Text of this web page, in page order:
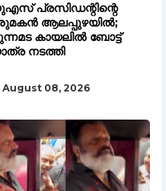
പ്രസിഡന്റിന്റെ
ആലപ്പുഴയിൽ;
കായലിൽ ബോട്ട്
നടത്തി
August 08, 2026